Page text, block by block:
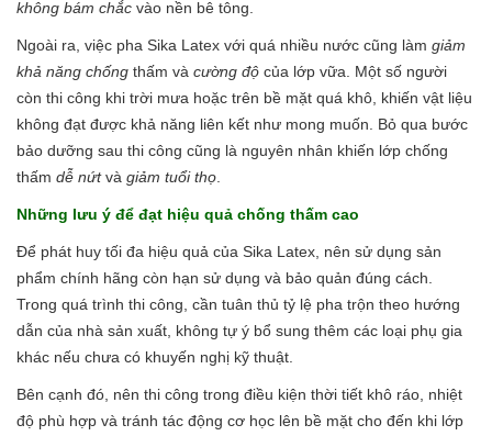
không bám chắc vào nền bê tông.
Ngoài ra, việc pha Sika Latex với quá nhiều nước cũng làm giảm
khả năng chống thấm và cường độ của lớp vữa. Một số người
còn thi công khi trời mưa hoặc trên bề mặt quá khô, khiến vật liệu
không đạt được khả năng liên kết như mong muốn. Bỏ qua bước
bảo dưỡng sau thi công cũng là nguyên nhân khiến lớp chống
thấm dễ nứtvà giảm tuổi thọ
Những lưu ý để đạt hiệu quả chống thấm cao
Để phát huy tối đa hiệu quả của Sika Latex, nên sử dụng sản
phẩm chính hãng còn hạn sử dụng và bảo quản đúng cách.
Trong quá trình thi công, cần tuân thủ tỷ lệ pha trộn theo hướng
dẫn của nhà sản xuất, không tự ý bổ sung thêm các loại phụ gia
khác nếu chưa có khuyến nghị kỹ thuật.
Bên cạnh đó, nên thi công trong điều kiện thời tiết khô ráo, nhiệt
độ phù hợp và tránh tác động cơ học lên bề mặt cho đến khi lớp